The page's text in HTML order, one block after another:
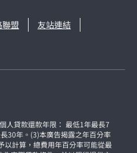
盟
友站連結
人貸款還款年限： 最低1年最長7
30年。(3)本廣告揭露之年百分率
以計算，總費用年百分率可能從最